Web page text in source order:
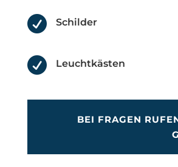
 Schilder
 Leuchtkästen
BEI FRAGEN